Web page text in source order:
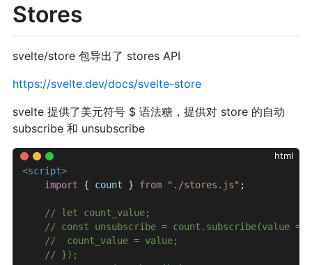
Stores
svelte/store 包导出了 stores API
https://svelte.dev/docs/svelte-store
svelte 提供了美元符号 $ 语法糖，提供对 store 的自动
subscribe 和 unsubscribe
html
<script>
    import
{ count } from "./stores.js" ;
    // let count_value;
// const unsubscribe = count.subscribe(value =>
    // 	count_value = value;
    // });